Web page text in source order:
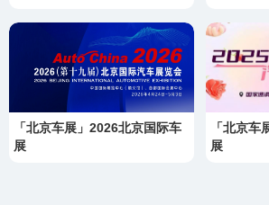
「北京车展」2026北京国际车
展
「北京
展